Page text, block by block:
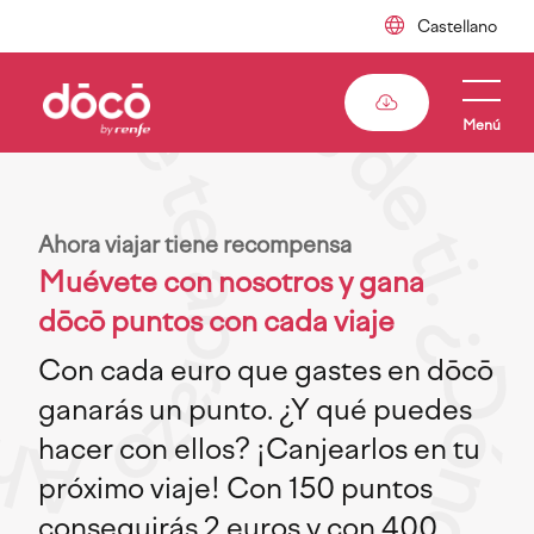
principal
Menú
Ahora viajar tiene recompensa
Muévete con nosotros y gana
dōcō puntos con cada viaje
Con cada euro que gastes en dōcō
ganarás un punto. ¿Y qué puedes
hacer con ellos? ¡Canjearlos en tu
próximo viaje! Con 150 puntos